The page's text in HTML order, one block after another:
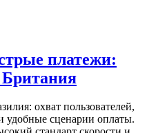
платежи:
охват пользователей,
удобные сценарии оплаты.